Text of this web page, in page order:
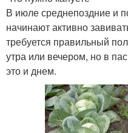
В июле среднепоздние и
начинают активно
требуется правильный
утра или вечером, но в
это и днем.